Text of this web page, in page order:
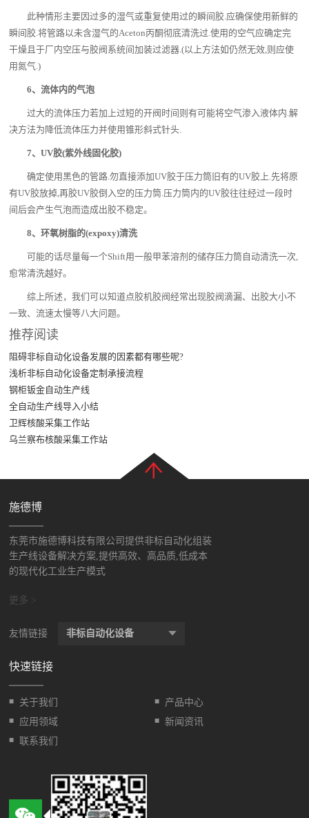
此种情形主要因过多的湿气或重复使用过的瞬间胶.应确保使用新鲜的
瞬间胶.将管路以未含湿气的Aceton丙酮彻底清洗过.使用的空气应确定完
干燥且于厂内空压与胶阀系统间加装过滤器.(以上方法如仍然无效,则应使
用氮气.)
6、流体内的气泡
过大的流体压力若加上过短的开阀时间则有可能将空气渗入液体内.解
决方法为降低流体压力并使用锥形斜式针头.
7、UV胶(紫外线固化胶)
确定使用黑色的管路.勿直接添加UV胶于压力筒旧有的UV胶上.先将原
有UV胶放掉,再胶UV胶倒入空的压力筒.压力筒内的UV胶往往经过一段时
间后会产生气泡而造成出胶不稳定。
8、环氧树脂的(expoxy)清洗
可能的话尽量每一个Shift用一般甲苯溶剂的储存压力筒自动清洗一次,
愈常清洗越好。
综上所述，我们可以知道点胶机胶阀经常出现胶阀滴漏、出胶大小不
一致、流速太慢等八大问题。
推荐阅读
阻碍非标自动化设备发展的因素都有哪些呢?
浅析非标自动化设备定制承接流程
钢柜钣金自动生产线
全自动生产线导入小结
卫辉核酸采集工作站
乌兰察布核酸采集工作站
施德博
东莞市施德博科技有限公司提供非标自动化组装
生产线设备解决方案,提供高效、高品质,低成本
的现代化工业生产模式
更多 >
友情链接 非标自动化设备
快速链接
■ 关于我们 ■ 产品中心
■ 应用领域 ■ 新闻资讯
■ 联系我们